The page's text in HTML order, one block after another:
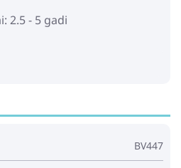
2.5 - 5 gadi
BV447